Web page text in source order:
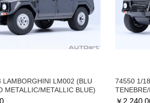
LAMBORGHINI LM002 (BLU
METALLIC/METALLIC BLUE)
74550 1/